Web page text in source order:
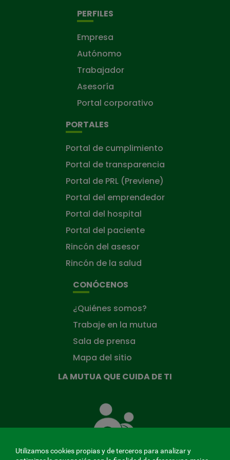
PERFILES
Empresa
Autónomo
Trabajador
Asesoría
Portal corporativo
PORTALES
Portal de cumplimiento
Portal de transparencia
Portal de PRL (Previene)
Portal del emprendedor
Portal del hospital
Portal del paciente
Rincón del asesor
Rincón de la salud
CONÓCENOS
¿Quiénes somos?
Trabaje en la mutua
Sala de prensa
Mapa del sitio
LA MUTUA QUE CUIDA DE TI
Mutua
que
ti
Utilizamos cookies propias y de terceros para analizar y